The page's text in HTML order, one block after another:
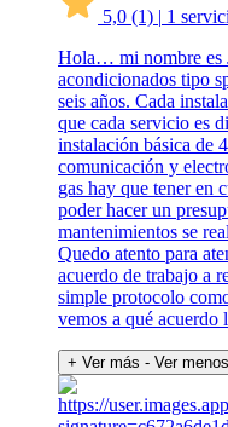
5,0 (1) | 1
Hola… mi nombre es
acondicionados tipo
seis años. Cada
que cada servicio es
instalación básica de
comunicación y
gas hay que tener en
poder hacer un
mantenimientos se
Quedo atento para
acuerdo de trabajo a
simple protocolo
vemos a qué acuerdo
+ Ver más - Ver menos